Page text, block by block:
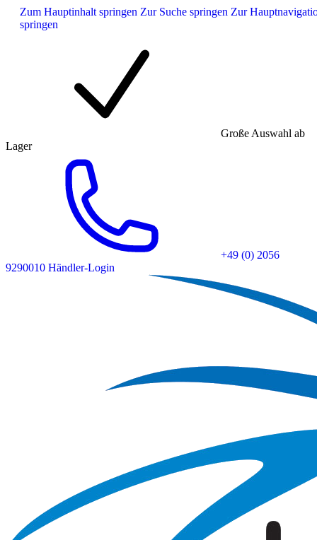
Zum Hauptinhalt springen Zur Suche springen Zur
springen
Große Auswahl ab
Lager
+49 (0) 2056
9290010 Händler-Login